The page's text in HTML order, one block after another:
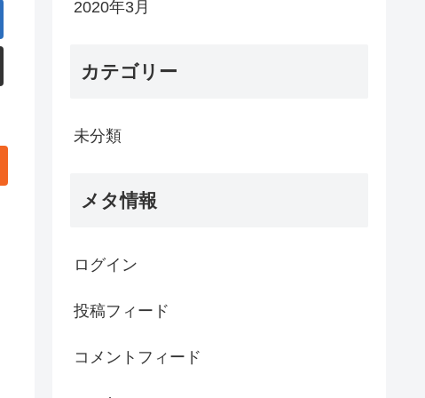
2020年3月
カテゴリー
未分類
メタ情報
ログイン
投稿フィード
コメントフィード